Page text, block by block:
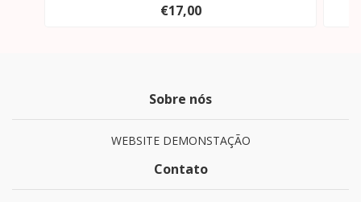
€17,00
Sobre nós
WEBSITE DEMONSTAÇÃO
Contato